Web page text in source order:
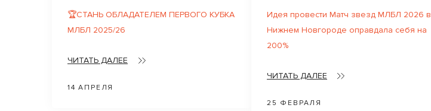
🏆СТАНЬ ОБЛАДАТЕЛЕМ ПЕРВОГО КУБКА
МЛБЛ 2025/26
ЧИТАТЬ ДАЛЕЕ
14 АПРЕЛЯ
Идея провести Матч звезд МЛБЛ 2026 в
Нижнем Новгороде оправдала себя на
200%
ЧИТАТЬ ДАЛЕЕ
25 ФЕВРАЛЯ